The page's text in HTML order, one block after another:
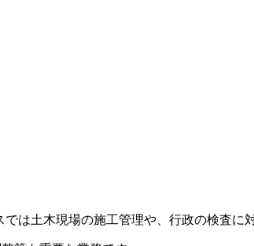
は土木現場の施工管理や、行政の検査に